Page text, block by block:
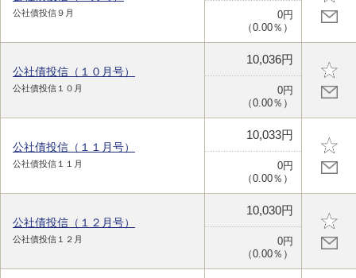
公社債投信９月
0円
（0.00％）
公社債投信（１０月号）
公社債投信１０月
10,036円
0円
（0.00％）
公社債投信（１１月号）
公社債投信１１月
10,033円
0円
（0.00％）
公社債投信（１２月号）
公社債投信１２月
10,030円
0円
（0.00％）